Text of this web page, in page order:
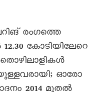
രംഗത്തെ
കോടിയിലേറെ
ഓരോ